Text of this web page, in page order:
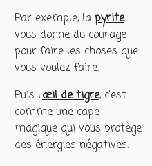
Par exemple, la pyrite
vous donne du courage
pour faire les choses que
vous voulez faire.
Puis l'œil de tigre, c'est
comme une cape
magique qui vous protège
des énergies négatives.